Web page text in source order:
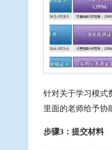
针对关于学习模式
里面的老师给予协
步骤3：提交材料